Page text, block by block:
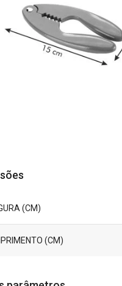
(CM)
(CM)